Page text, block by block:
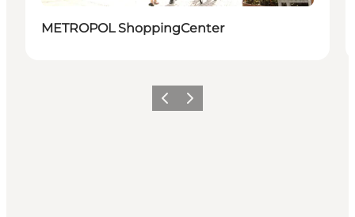
METROPOL ShoppingCenter
ForrigeNæste